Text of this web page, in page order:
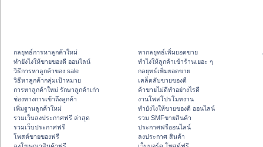
กลยุทธ์การหาลูกค้าใหม่
ทํายังไงให้ขายของดี ออนไลน์
วิธีการหาลูกค้าของ sale
วิธีหาลูกค้ากลุ่มเป้าหมาย
การหาลูกค้าใหม่ รักษาลูกค้าเก่า
ช่องทางการเข้าถึงลูกค้า
เพิ่มฐานลูกค้าใหม่
รวมเว็บลงประกาศฟรี ล่าสุด
รวมเว็บประกาศฟรี
โพสต์ขายของฟรี
หากลยุทธ์เพิ่มยอดขาย
ทําไงให้ลูกค้าเข้าร้านเยอะ ๆ
กลยุทธ์เพิ่มยอดขาย
เคล็ดลับขายของดี
ค้าขายไม่ดีทำอย่างไรดี
งานโพสโปรโมทงาน
ทํายังไงให้ขายของดี ออนไลน์
รวม SMFขายสินค้า
ประกาศฟรีออนไลน์
ลงประกาศ สินค้า